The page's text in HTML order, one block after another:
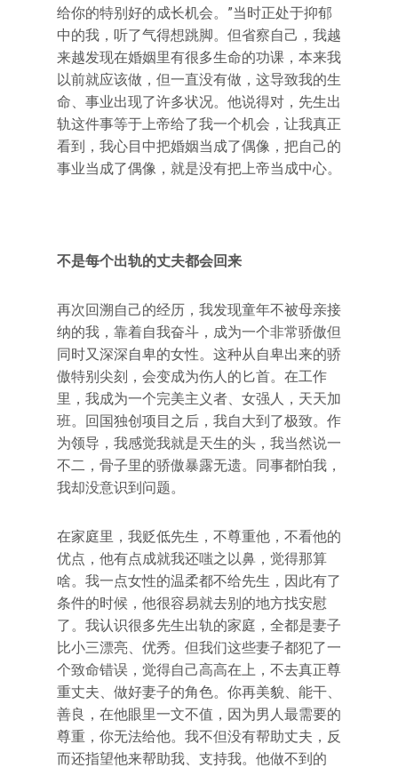
给你的特别好的成长机会。”当时正处于抑郁
中的我，听了气得想跳脚。但省察自己，我越
来越发现在婚姻里有很多生命的功课，本来我
以前就应该做，但一直没有做，这导致我的生
命、事业出现了许多状况。他说得对，先生出
轨这件事等于上帝给了我一个机会，让我真正
看到，我心目中把婚姻当成了偶像，把自己的
事业当成了偶像，就是没有把上帝当成中心。
不是每个出轨的丈夫都会回来
再次回溯自己的经历，我发现童年不被母亲接
纳的我，靠着自我奋斗，成为一个非常骄傲但
同时又深深自卑的女性。这种从自卑出来的骄
傲特别尖刻，会变成为伤人的匕首。在工作
里，我成为一个完美主义者、女强人，天天加
班。回国独创项目之后，我自大到了极致。作
为领导，我感觉我就是天生的头，我当然说一
不二，骨子里的骄傲暴露无遗。同事都怕我，
我却没意识到问题。
在家庭里，我贬低先生，不尊重他，不看他的
优点，他有点成就我还嗤之以鼻，觉得那算
啥。我一点女性的温柔都不给先生，因此有了
条件的时候，他很容易就去别的地方找安慰
了。我认识很多先生出轨的家庭，全都是妻子
比小三漂亮、优秀。但我们这些妻子都犯了一
个致命错误，觉得自己高高在上，不去真正尊
重丈夫、做好妻子的角色。你再美貌、能干、
善良，在他眼里一文不值，因为男人最需要的
尊重，你无法给他。我不但没有帮助丈夫，反
而还指望他来帮助我、支持我。他做不到的